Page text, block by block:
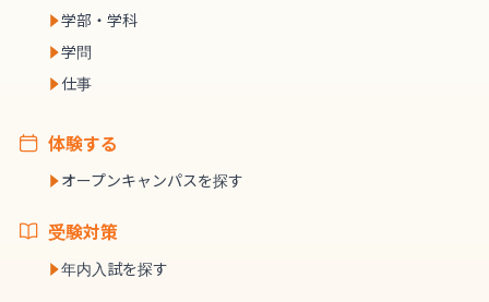
学部・学科
学問
仕事
体験する
オープンキャンパスを探す
受験対策
年内入試を探す